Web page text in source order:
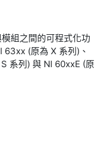
組之間的可程式化功
63xx (原為 X 系列)、
系列) 與 NI 60xxE (原